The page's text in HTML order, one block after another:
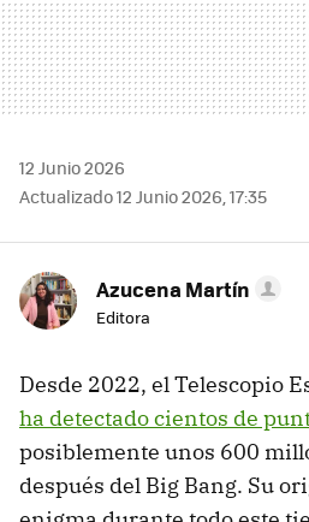
12 Junio 2026
Actualizado 12 Junio 2026, 17:35
Azucena Martín
Editora
Desde 2022, el Telescopio
ha detectado cientos de
posiblemente unos 600
después del Big Bang. Su